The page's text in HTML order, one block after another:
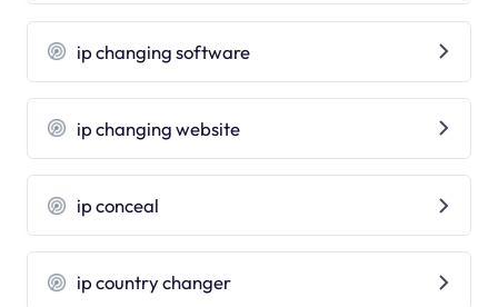
ip changing software
ip changing website
ip conceal
ip country changer